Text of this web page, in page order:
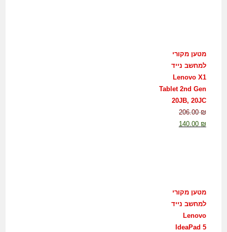
מטען מקורי
למחשב נייד
Lenovo X1
Tablet 2nd Gen
20JB, 20JC
206.00₪
140.00 ₪
מטען מקורי
למחשב נייד
Lenovo
IdeaPad 5